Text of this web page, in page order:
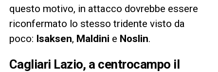
questo motivo, in attacco dovrebbe essere
riconfermato lo stesso tridente visto da
poco: Isaksen, Maldini e Noslin.
Cagliari Lazio, a centrocampo il